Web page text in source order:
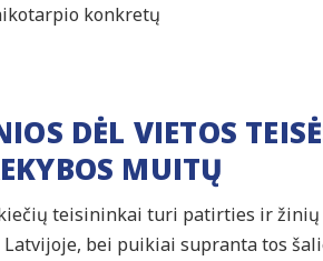
konkretų
DĖL VIETOS
MUITŲ
teisininkai turi patirties ir žinių
bei puikiai supranta tos